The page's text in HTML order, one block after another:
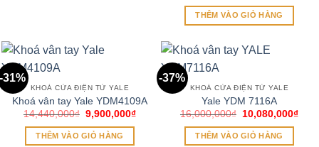
THÊM VÀO GIỎ HÀNG
-31%
KHOÁ CỬA ĐIỆN TỬ YALE
Khoá vân tay Yale YDM4109A
14,440,000₫ Giá
là:
14,440,000₫.
9,900,000₫Giá
THÊM VÀO GIỎ HÀNG
-37%
KHOÁ CỬA ĐIỆN TỬ YALE
Yale YDM 7116A
16,000,000₫
Giá
là:
16,000,000₫.
10,080,000₫Giá
THÊM VÀO GIỎ HÀNG